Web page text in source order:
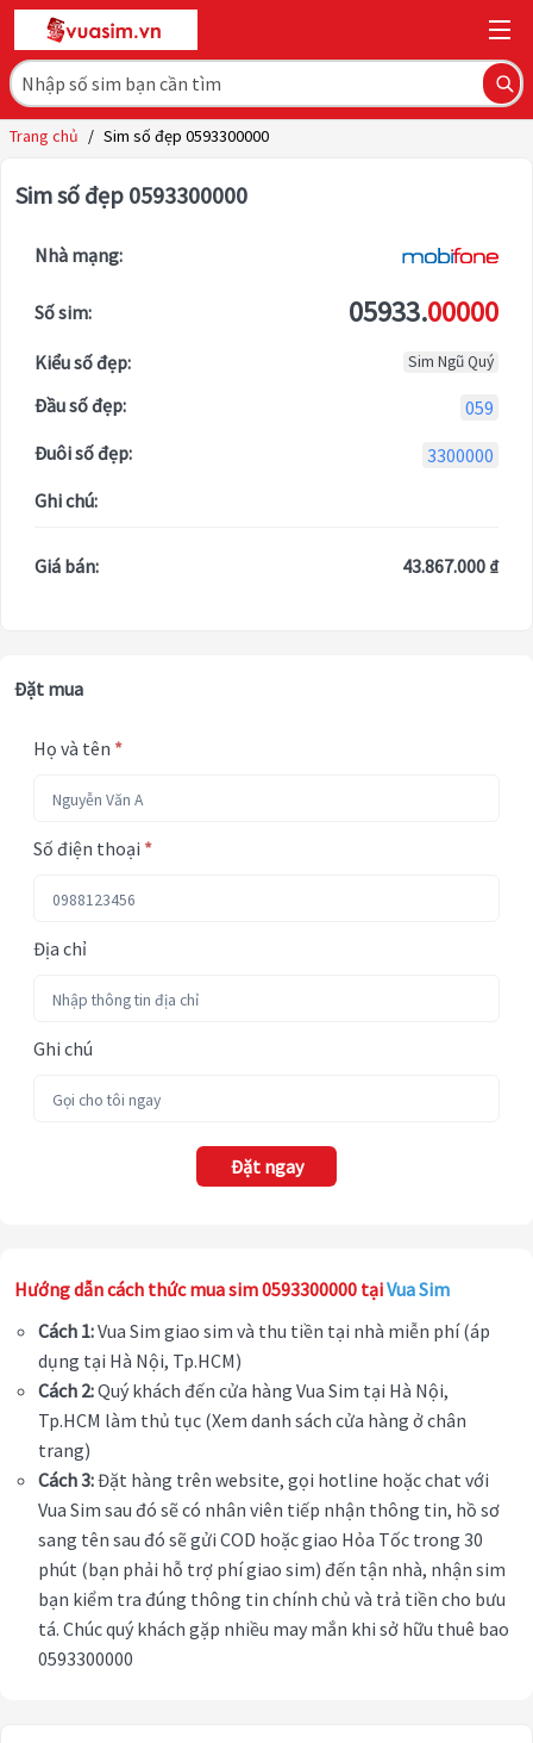
Trang chủ / Sim số đẹp 0593300000
Sim số đẹp 0593300000
Nhà mạng:
Số sim: 05933.00000
Kiểu số đẹp: Sim Ngũ Quý
Đầu số đẹp:
059
Đuôi số đẹp:
3300000
Ghi chú:
Giá bán: 43.867.000 ₫
Đặt mua
Họ và tên *
Số điện thoại *
Địa chỉ
Ghi chú
Đặt ngay
Hướng dẫn cách thức mua sim 0593300000 tạiVua Sim
Cách 1:Vua Sim giao sim và thu tiền tại nhà miễn phí (áp
dụng tại Hà Nội, Tp.HCM)
Cách 2:Quý khách đến cửa hàng Vua Sim tại Hà Nội,
Tp.HCM làm thủ tục (Xem danh sách cửa hàng ở chân
trang)
Cách 3:Đặt hàng trên website, gọi hotline hoặc chat với
Vua Sim sau đó sẽ có nhân viên tiếp nhận thông tin, hồ sơ
sang tên sau đó sẽ gửi COD hoặc giao Hỏa Tốc trong 30
phút (bạn phải hỗ trợ phí giao sim) đến tận nhà, nhận sim
bạn kiểm tra đúng thông tin chính chủ và trả tiền cho bưu
tá. Chúc quý khách gặp nhiều may mắn khi sở hữu thuê bao
0593300000